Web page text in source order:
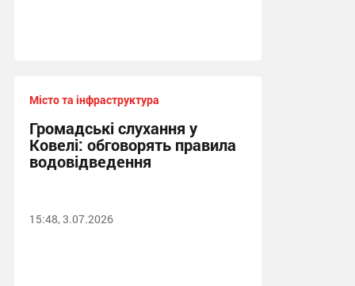
Місто та інфраструктура
Громадські слухання у
Ковелі: обговорять правила
водовідведення
15:48, 3.07.2026